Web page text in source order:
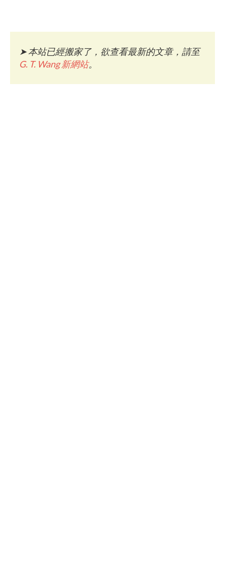
➤本站已經搬家了，欲查看最新的文章，請至
G. T. Wang 新網站。